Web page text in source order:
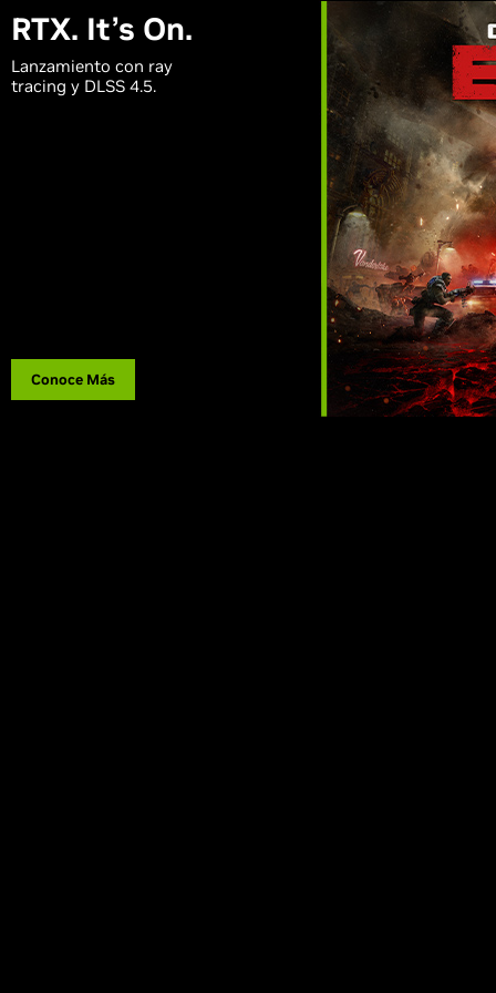
RTX. It’s On.
Lanzamiento con ray
tracing y DLSS 4.5.
Conoce Más